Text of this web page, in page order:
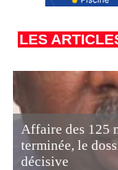
LES
Affaire des 125
terminée, le
décisive